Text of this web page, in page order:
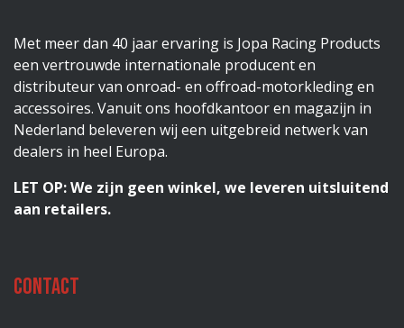
Met meer dan 40 jaar ervaring is Jopa Racing Products
een vertrouwde internationale producent en
distributeur van onroad- en offroad-motorkleding en
accessoires. Vanuit ons hoofdkantoor en magazijn in
Nederland beleveren wij een uitgebreid netwerk van
dealers in heel Europa.
LET OP: We zijn geen winkel, we leveren uitsluitend
aan retailers.
Contact